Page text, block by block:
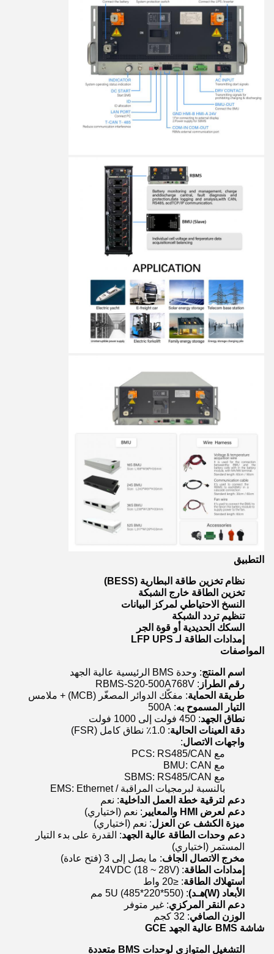
التطبيق
نظام تخزين طاقة البطارية (BESS)
تخزين الطاقة خارج الشبكة
النسخ الاحتياطي لمركز البيانات
تنظيم تردد الشبكة
السكك الحديدية أو قوة الجر
إمدادات الطاقة لـ LFP UPS
المواصفات
اسم المنتج: وحدة BMS الرئيسية عالية الجهد
رقم الطراز : RBMS-S20-500A768V
طريقة الحماية: مفكّك الدوائر المصغّر (MCB) + ملامس
التيار المسموح به: 500A
نطاق الجهد: 450 فولت إلى 1000 فولت
دقة العينات الحالية: 1.0٪ نطاق كامل (FSR)
واجهات الاتصال:
مع PCS: RS485/CAN
مع BMU: CAN
مع SBMS: RS485/CAN
بالنسبة لبرمجيات المراقبة / EMS: Ethernet
دعم لترقية خطة العمل الداخلية: نعم
دعم لعرض HMI والمعايير
: نعم (اختياري)
ميزة الكشف عن العزل: نعم (اختياري)
دعم وحدات الطاقة عالية الجهد: القدرة على بدء التيار
المستمر (اختياري)
مخرج الاتصال الجاف: ما يصل إلى 3 (فتح عادة)
إمدادات الطاقة: 24VDC (18 ~ 28V)
استهلاك الطاقة: ≤20 واط
الأبعاد (W)
هـد): 5U (485*220*550) مم
دعم النقر المركزي: غير متوفر
الوزن الصافي: 32 كجم
شاشة BMS عالية الجهد GCE
التشغيل المتوازي لوحدات BMS متعددة